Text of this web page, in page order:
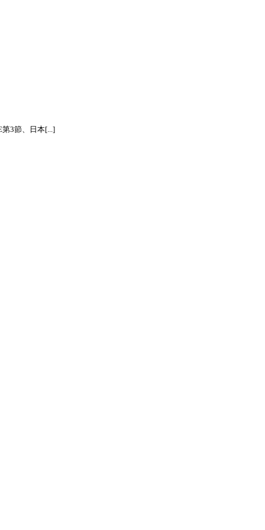
3節、日本[...]